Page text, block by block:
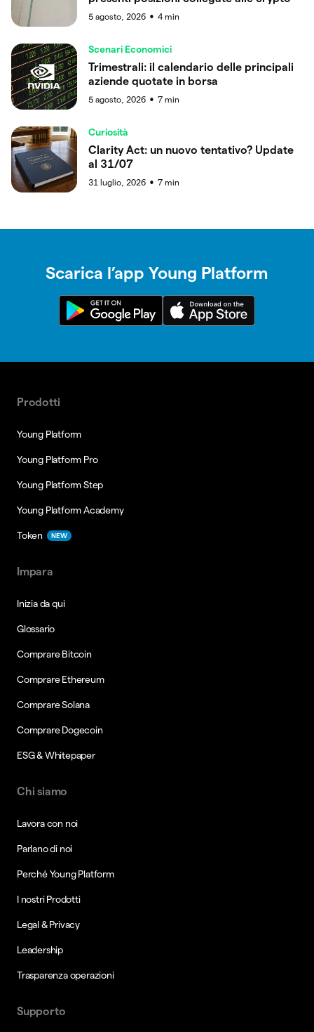
5 agosto, 2026 ● 4 min
Scenari Economici
Trimestrali: il calendario delle principali
aziende quotate in borsa
5 agosto, 2026 ● 7 min
Curiosità
Clarity Act: un nuovo tentativo? Update
al 31/07
31 luglio, 2026 ● 7 min
Scarica l’app Young Platform
Prodotti
Young Platform
Young Platform Pro
Young Platform Step
Young Platform Academy
Token NEW
Impara
Inizia da qui
Glossario
Comprare Bitcoin
Comprare Ethereum
Comprare Solana
Comprare Dogecoin
ESG & Whitepaper
Chi siamo
Lavora con noi
Parlano di noi
Perché Young Platform
I nostri Prodotti
Legal & Privacy
Leadership
Trasparenza operazioni
Supporto